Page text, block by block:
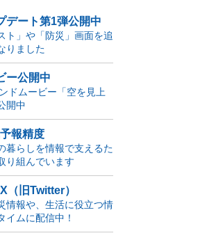
デート第1弾公開中
ト」や「防災」画面を追
りました
ー公開中
ドムービー「空を見上
開中
報精度
暮らしを情報で支えるた
り組んでいます
（旧Twitter）
情報や、生活に役立つ情
イムに配信中！